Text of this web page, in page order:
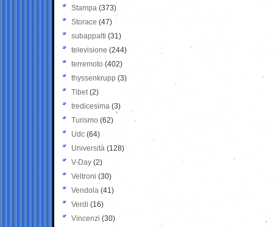
Stampa (373)
Storace (47)
subappalti (31)
televisione(244)
terremoto (402)
thyssenkrupp (3)
Tibet(2)
tredicesima (3)
Turismo (62)
Udc (64)
Università (128)
V-Day (2)
Veltroni (30)
Vendola (41)
Verdi (16)
Vincenzi (30)